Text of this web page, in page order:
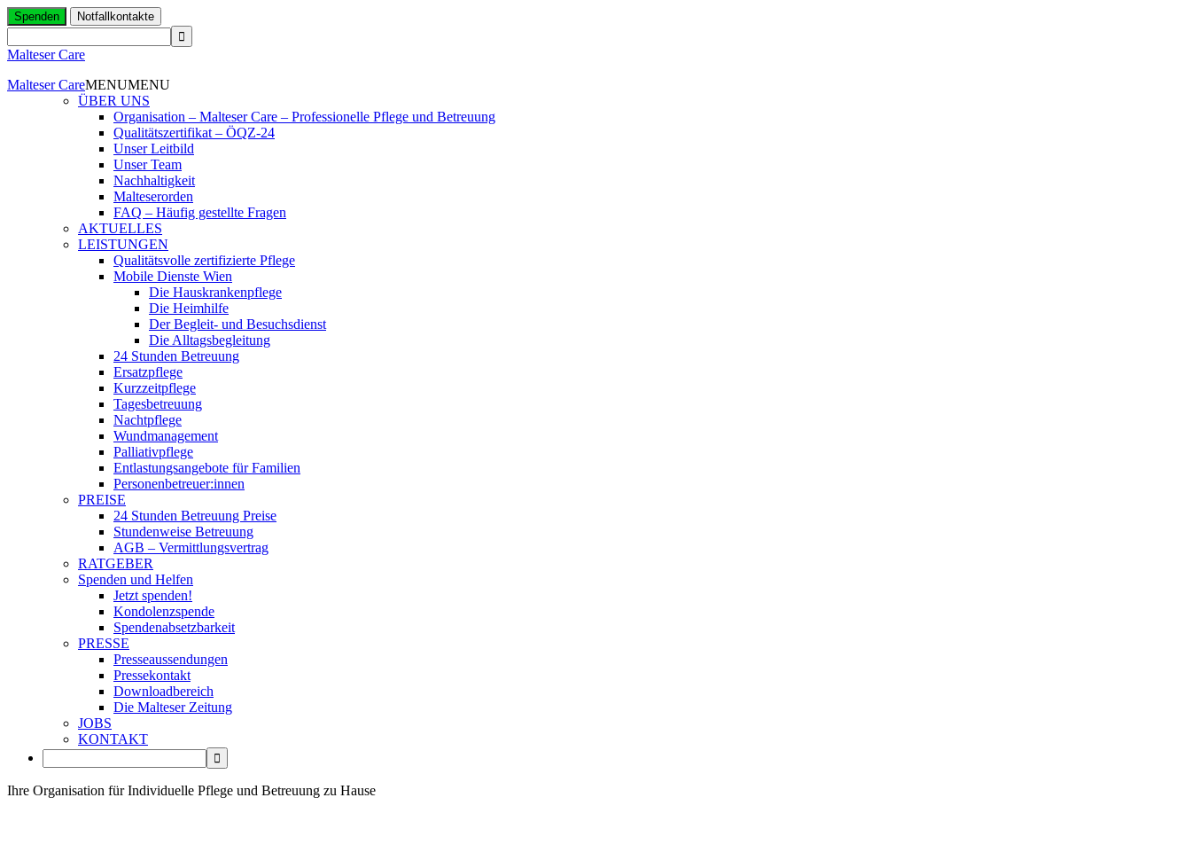
Spenden Notfallkontakte
Malteser Care
Malteser CareMENUMENU
ÜBER UNS
Organisation – Malteser Care – Professionelle Pflege und Betreuung
Qualitätszertifikat – ÖQZ-24
Unser Leitbild
Unser Team
Nachhaltigkeit
Malteserorden
FAQ – Häufig gestellte Fragen
AKTUELLES
LEISTUNGEN
Qualitätsvolle zertifizierte Pflege
Mobile Dienste Wien
Die Hauskrankenpflege
Die Heimhilfe
Der Begleit- und Besuchsdienst
Die Alltagsbegleitung
24 Stunden Betreuung
Ersatzpflege
Kurzzeitpflege
Tagesbetreuung
Nachtpflege
Wundmanagement
Palliativpflege
Entlastungsangebote für Familien
Personenbetreuer:innen
PREISE
24 Stunden Betreuung Preise
Stundenweise Betreuung
AGB – Vermittlungsvertrag
RATGEBER
Spenden und Helfen
Jetzt spenden!
Kondolenzspende
Spendenabsetzbarkeit
PRESSE
Presseaussendungen
Pressekontakt
Downloadbereich
Die Malteser Zeitung
JOBS
KONTAKT
Ihre Organisation für Individuelle Pflege und Betreuung zu Hause